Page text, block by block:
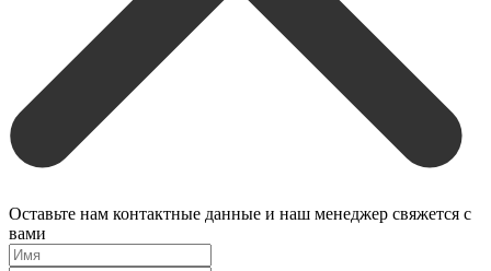
Оставьте нам контактные данные и наш менеджер свяжется с
вами